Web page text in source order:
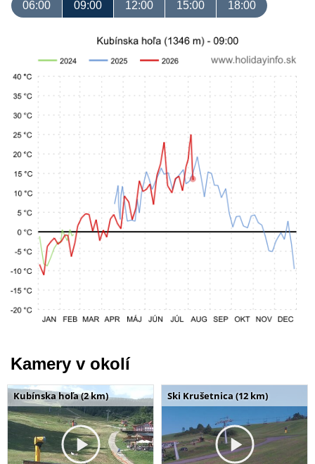
06:00 09:00 12:00 15:00 18:00
Kamery v okolí
Kubínska hoľa (2 km) Ski Krušetnica (12 km)